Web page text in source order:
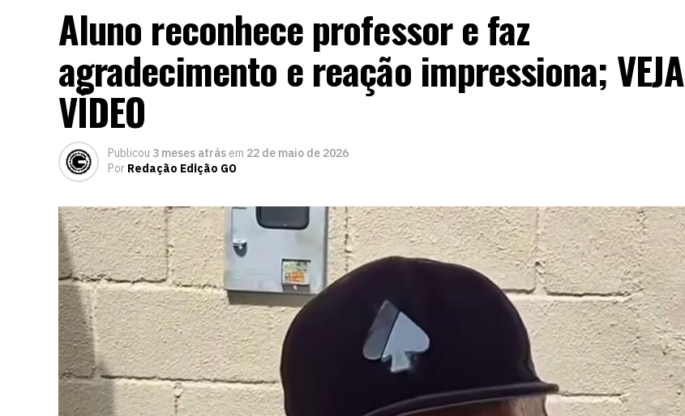
Aluno reconhece professor e faz
agradecimento e reação impressiona; VEJA
VÍDEO
Publicou 3 meses atrásem 22 de maio de 2026
PorRedação Edição GO